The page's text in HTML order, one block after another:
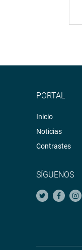
PORTAL
Inicio
Noticias
Contrastes
SÍGUENOS